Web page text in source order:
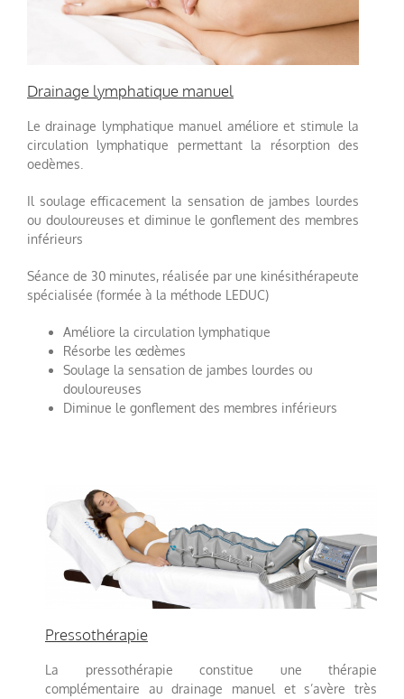
Drainage lymphatique manuel
Le drainage lymphatique manuel améliore et stimule la
circulation lymphatique permettant la résorption des
oedèmes.
Il soulage efficacement la sensation de jambes lourdes
ou douloureuses et diminue le gonflement des membres
inférieurs
Séance de 30 minutes, réalisée par une kinésithérapeute
spécialisée (formée à la méthode LEDUC)
Améliore la circulation lymphatique
Résorbe les œdèmes
Soulage la sensation de jambes lourdes ou
douloureuses
Diminue le gonflement des membres inférieurs
Pressothérapie
La pressothérapie constitue une thérapie
complémentaire au drainage manuel et s’avère très